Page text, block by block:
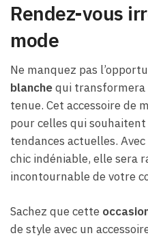
Rendez-vous
mode
Ne manquez pas
blanchequi
tenue. Cet accessoire de
pour celles qui
tendances actuelles.
chic indéniable, elle sera
incontournable de votre
Sachez que cette
de style avec un